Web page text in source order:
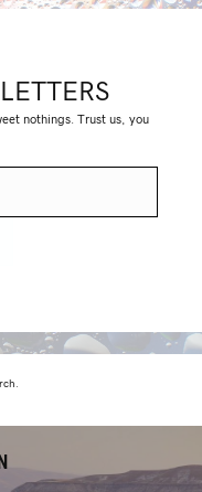
nothings. Trust us, you